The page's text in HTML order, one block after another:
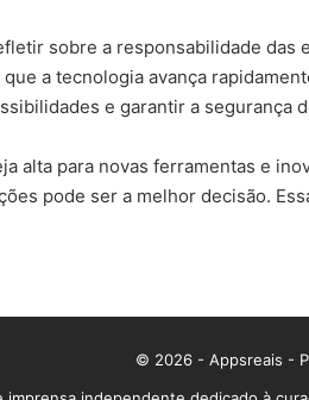
sobre a responsabilidade
a tecnologia avança
e garantir a segurança
alta para novas ferramentas e
pode ser a melhor decisão.
© 2026 - Appsreais -